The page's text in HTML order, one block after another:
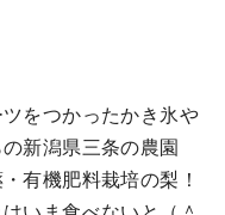
をつかったかき氷や
新潟県三条の農園
有機肥料栽培の梨！